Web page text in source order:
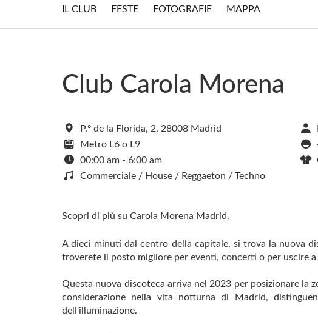
IL CLUB FESTE FOTOGRAFIE MAPPA
Club Carola Morena
P.º de la Florida, 2, 28008 Madrid
Metro L6 o L9
00:00 am - 6:00 am
Commerciale / House / Reggaeton / Techno
Scopri di più su Carola Morena Madrid.
A dieci minuti dal centro della capitale, si trova la nuova
troverete il posto migliore per eventi, concerti o per uscire
Questa nuova discoteca arriva nel 2023 per posizionare la
considerazione nella vita notturna di Madrid,
dell'illuminazione.